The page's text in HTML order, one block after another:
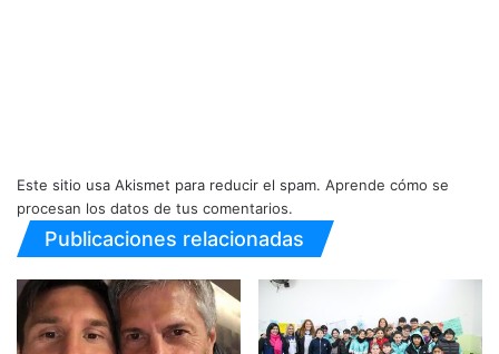
Este sitio usa Akismet para reducir el spam. Aprende cómo se
procesan los datos de tus comentarios.
Publicaciones relacionadas